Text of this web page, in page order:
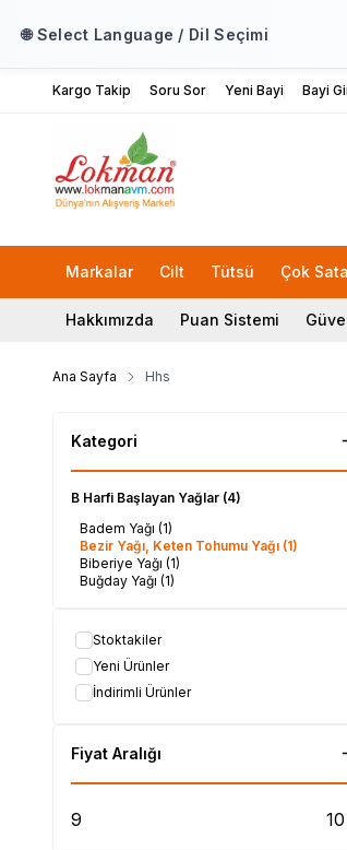
🌐 Select Language / Dil Seçimi
Kargo Takip Soru Sor Yeni Bayi Bayi
Markalar Cilt Tütsü Çok
Hakkımızda Puan Sistemi
Ana Sayfa Hhs
Kategori
B Harfi Başlayan Yağlar (4)
Badem Yağı (1)
Bezir Yağı, Keten Tohumu Yağı (1)
Biberiye Yağı (1)
Buğday Yağı (1)
Stoktakiler
Yeni Ürünler
İndirimli Ürünler
Fiyat Aralığı